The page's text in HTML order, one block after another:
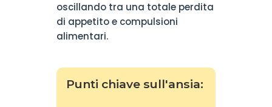
oscillando tra una totale perdita
di appetito e compulsioni
alimentari.
Punti chiave sull'ansia: